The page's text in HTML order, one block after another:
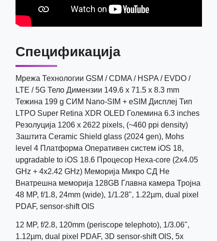
Спецификација
Мрежа Технологии GSM / CDMA / HSPA / EVDO /
LTE / 5G Тело Димензии 149.6 x 71.5 x 8.3 mm
Тежина 199 g СИМ Nano-SIM + eSIM Дисплеј Тип
LTPO Super Retina XDR OLED Големина 6.3 inches
Резолуција 1206 x 2622 pixels, (~460 ppi density)
Заштита Ceramic Shield glass (2024 gen), Mohs
level 4 Платформа Оперативен систем iOS 18,
upgradable to iOS 18.6 Процесор Hexa-core (2x4.05
GHz + 4x2.42 GHz) Меморија Микро СД Не
Внатрешна меморија 128GB Главна камера Тројна
48 MP, f/1.8, 24mm (wide), 1/1.28", 1.22µm, dual pixel
PDAF, sensor-shift OIS
12 MP, f/2.8, 120mm (periscope telephoto), 1/3.06",
1.12µm, dual pixel PDAF, 3D sensor‑shift OIS, 5x